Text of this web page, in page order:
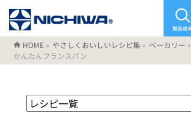
HOME » やさしくおいしいレシピ集 » ベーカリー »
かんたんフランスパン